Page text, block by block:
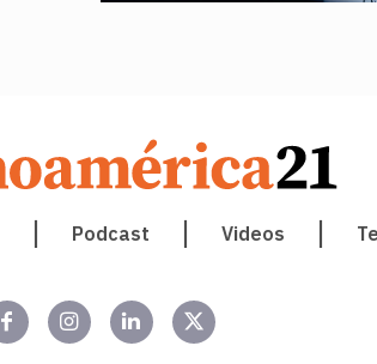
Podcast Videos